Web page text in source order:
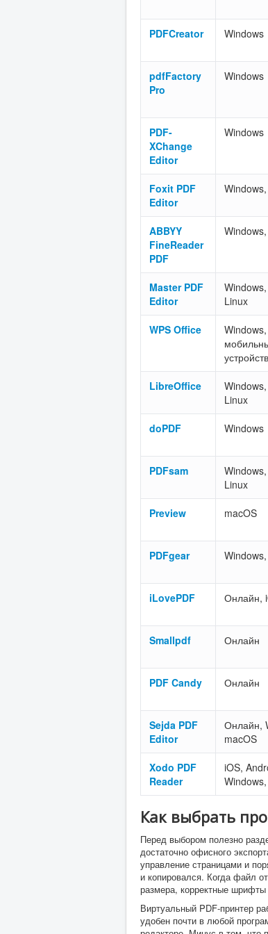
PDFCreator Windows
pdfFactory
Pro
Windows
PDF-
XChange
Editor
Windows
Foxit PDF
Editor
ABBYY
FineReader
PDF
Master PDF
Editor
Linux
WPS Office
LibreOffice
Linux
doPDF Windows
PDFsam
Linux
Preview macOS
PDFgear
iLovePDF Онлайн,
Smallpdf Онлайн
PDF Candy Онлайн
Sejda PDF
Editor
Онлайн,
macOS
Xodo PDF
Reader
iOS,
Как выбрать
Перед выбором полезно
достаточно офисного
управление страницами и
и копировался. Когда файл
размера, корректные шрифты
Виртуальный PDF-принтер
удобен почти в любой